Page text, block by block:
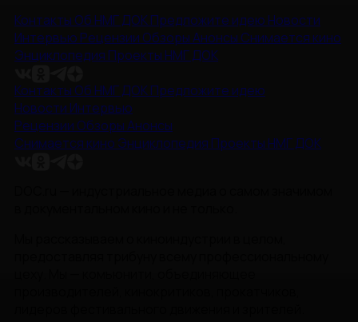
Контакты Об НМГ ДОКПредложите идею Новости
Интервью Рецензии ОбзорыАнонсы Снимается кино
Энциклопедия Проекты НМГ ДОК
Контакты Об НМГ ДОКПредложите идею
Новости Интервью
Рецензии ОбзорыАнонсы
Снимается кино Энциклопедия Проекты НМГ ДОК